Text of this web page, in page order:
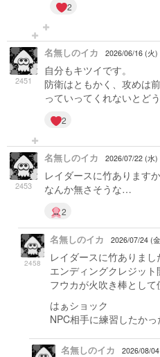
2
2451
名無しのイカ 2026/06/16 (火)
自分もキツイです。
防衛はともかく、攻めは
っていってくれないとど
2
2453
名無しのイカ 2026/07/22 (水)
レイダースに竹あります
なんか無さそうな…
2
2458
名無しのイカ 2026/07/24 (
レイダースに竹ありま
エンディングクレジット
フウカが火吹き棒とし
はぁショック
NPC相手に練習したかっ
名無しのイカ 2026/08/